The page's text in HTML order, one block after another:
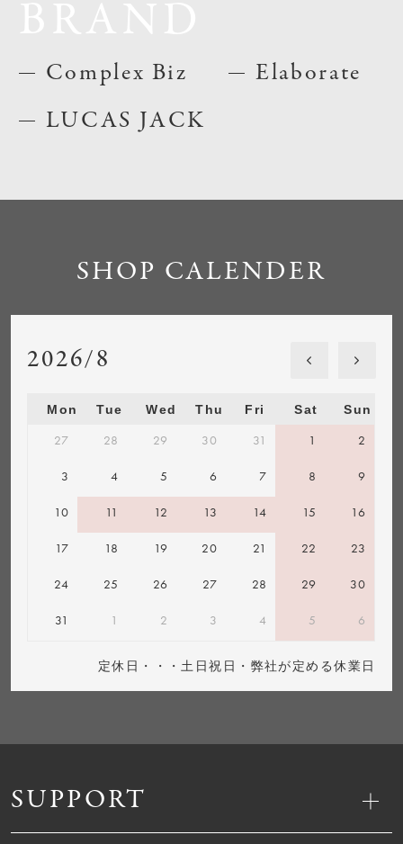
Complex Biz
LUCAS JACK
Elaborate
SUPPORT
SHOP CALENDER
2026/8
Mon Tue Wed Thu Fri Sat Sun
27 28 29 30 31 1 2
3 4 5 6 7 8 9
10 11 12 13 14 15 16
17 18 19 20 21 22 23
24 25 26 27 28 29 30
31 1 2 3 4 5 6
定休日・・・土日祝日・弊社が定める休業日